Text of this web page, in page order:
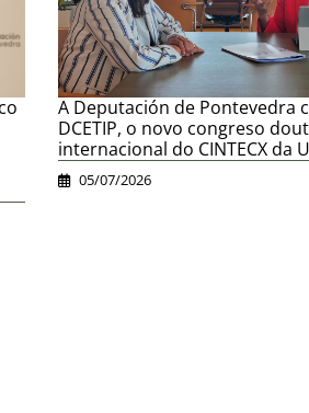
A Deputación de Pontevedra
DCETIP, o novo congreso
internacional do CINTECX da
05/07/2026